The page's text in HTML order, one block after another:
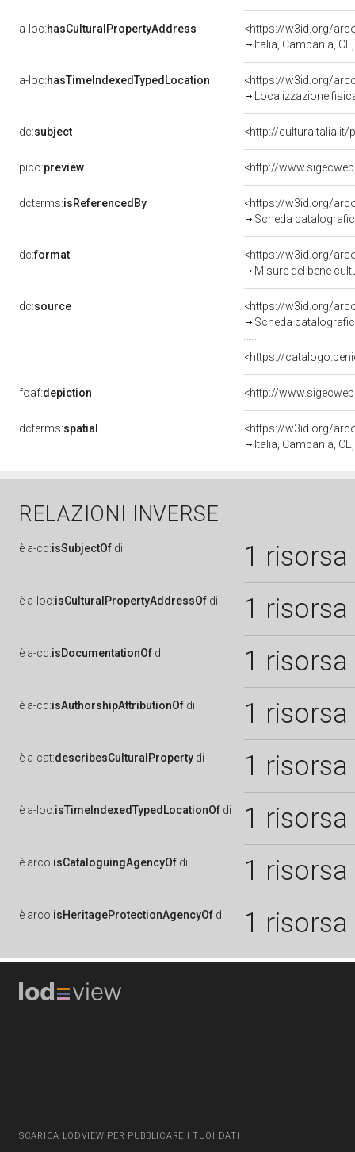
a-loc:hasCulturalPropertyAddress
<https://w3id.org/
Italia, Campania,
a-loc:hasTimeIndexedTypedLocation
<https://w3id.org/
Localizzazione
dc:subject <http://culturaitalia.it/
pico:preview
dcterms:isReferencedBy
<https://w3id.org/
Scheda
dc:format
<https://w3id.org/
Misure del bene
dc:source
<https://w3id.org/
Scheda
<https://
foaf:depiction
dcterms:spatial
<https://w3id.org/
Italia, Campania,
RELAZIONI INVERSE
è a-cd:isSubjectOf di 1 risorsa
è a-loc:isCulturalPropertyAddressOf di 1 risorsa
è a-cd:isDocumentationOf di 1 risorsa
è a-cd:isAuthorshipAttributionOf di 1 risorsa
è a-cat:describesCulturalProperty di 1 risorsa
è a-loc:isTimeIndexedTypedLocationOf di 1 risorsa
è arco:isCataloguingAgencyOf di 1 risorsa
è arco:isHeritageProtectionAgencyOf di 1 risorsa
SCARICA LODVIEW PER PUBBLICARE I TUOI DATI